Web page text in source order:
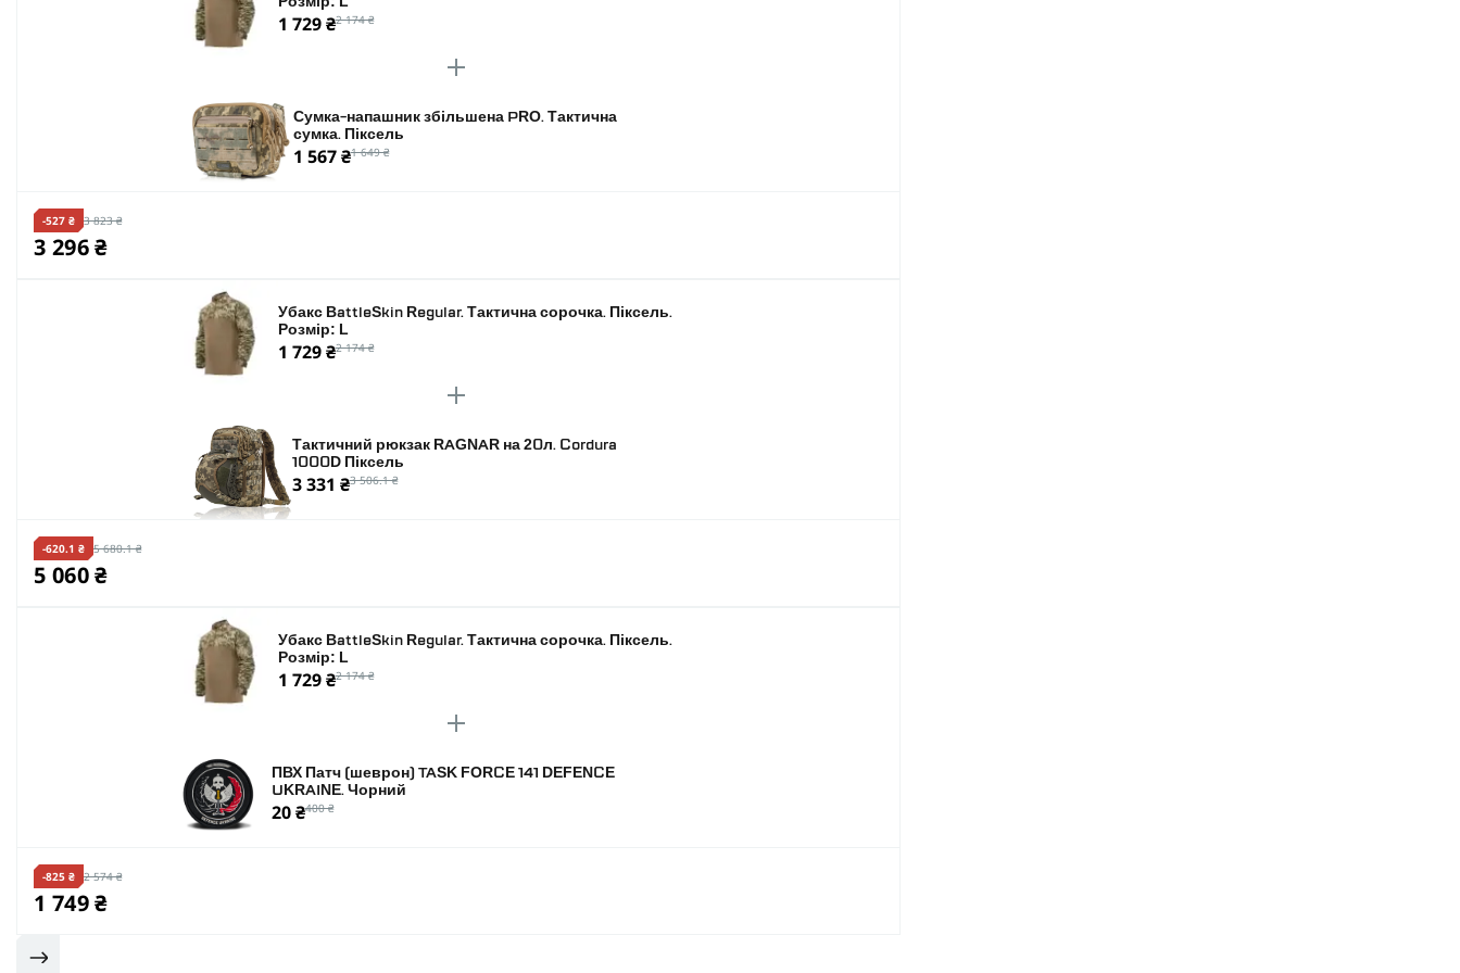
1 729 ₴2 174 ₴
Сумка-напашник збільшена PRO. Тактична
сумка. Піксель
1 567 ₴1 649 ₴
-527 ₴ 3 823 ₴
3 296 ₴
Убакс BattleSkin Regular. Тактична сорочка. Піксель.
Розмір: L
1 729 ₴2 174 ₴
Тактичний рюкзак RAGNAR на 20л. Cordura
1000D Піксель
3 331 ₴3 506.1 ₴
-620.1 ₴ 5 680.1 ₴
5 060 ₴
Убакс BattleSkin Regular. Тактична сорочка. Піксель.
Розмір: L
1 729 ₴2 174 ₴
ПВХ Патч (шеврон) TASK FORCE 141 DEFENCE
UKRAINE. Чорний
20 ₴400 ₴
-825 ₴ 2 574 ₴
1 749 ₴